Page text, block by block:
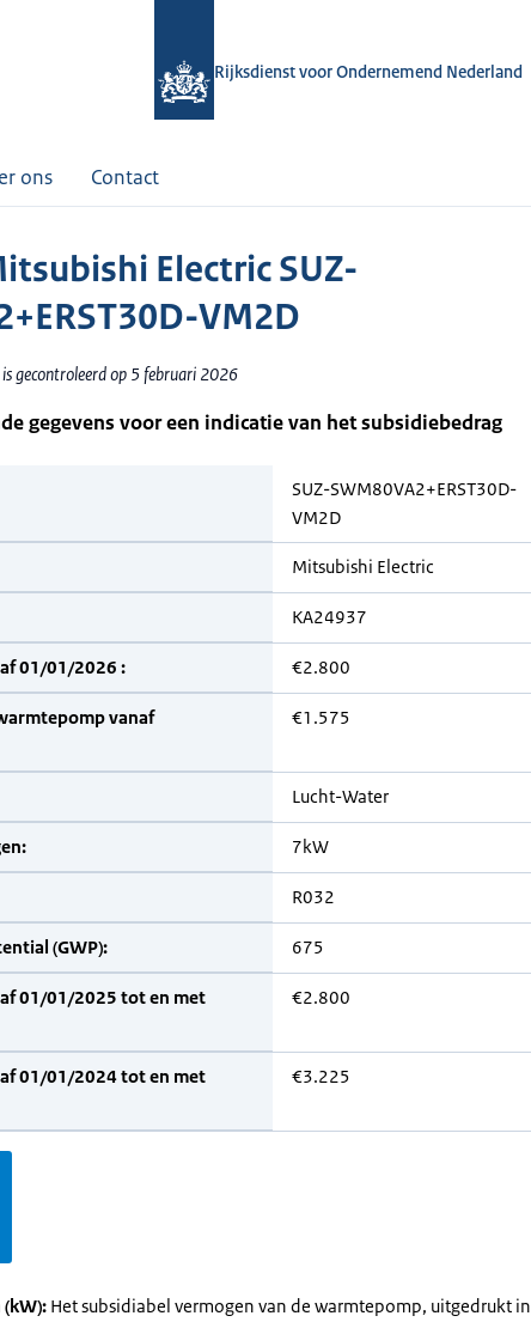
Rijksdienst voor Ondernemend Nederland
ons Contact
Electric SUZ-
VM2D
gecontroleerd op 5 februari 2026
gegevens voor een indicatie van het subsidiebedrag
SUZ-SWM80VA2+ERST30D-
VM2D
Mitsubishi Electric
KA24937
01/01/2026 : €2.800
vanaf
€1.575
Lucht-Water
7kW
R032
(GWP): 675
01/01/2025 tot en met
€2.800
01/01/2024 tot en met
€3.225
Het subsidiabel vermogen van de warmtepomp, uitgedrukt in